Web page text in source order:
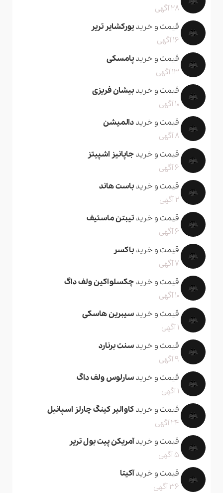
28 آگهی
قیمت و خریدیورکشایر تریر
16 آگهی
قیمت و خریدپامسکی
13 آگهی
قیمت و خریدبیشان فریزی
10 آگهی
قیمت و خریددالمیشن
8 آگهی
قیمت و خریدجاپانیز اشپیتز
6 آگهی
قیمت و خریدباست هاند
2 آگهی
قیمت و خریدتیبتن ماستیف
6 آگهی
قیمت و خریدباکسر
7 آگهی
قیمت و خریدچکسلواکین ولف داگ
10 آگهی
قیمت و خریدسیبرین هاسکی
1 آگهی
قیمت و خریدسنت برنارد
9 آگهی
قیمت و خریدسارلوس ولف داگ
1 آگهی
قیمت و خریدکاوالیر کینگ چارلز اسپانیل
24 آگهی
قیمت و خریدآمریکن پیت بول تریر
5 آگهی
قیمت و خریدآکیتا
36 آگهی